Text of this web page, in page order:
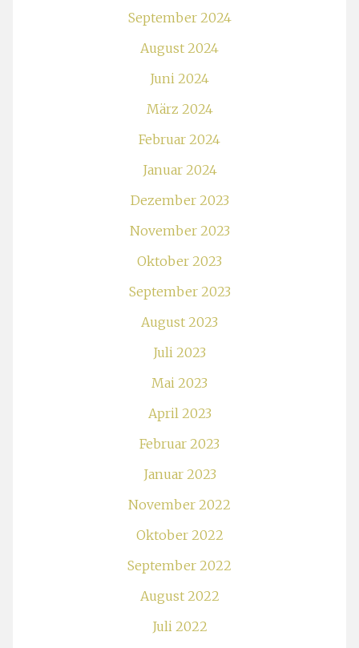
September 2024
August 2024
Juni 2024
März 2024
Februar 2024
Januar 2024
Dezember 2023
November 2023
Oktober 2023
September 2023
August 2023
Juli 2023
Mai 2023
April 2023
Februar 2023
Januar 2023
November 2022
Oktober 2022
September 2022
August 2022
Juli 2022